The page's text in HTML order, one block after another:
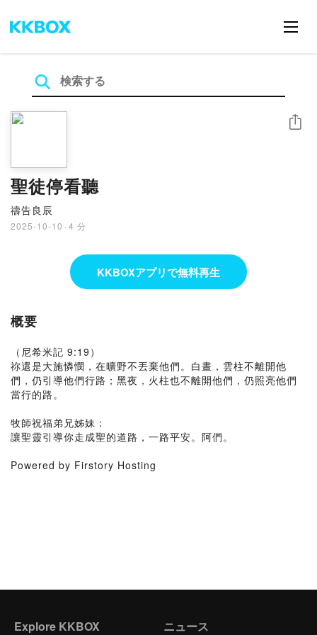
聖徒停看聽
禱告良辰
2025-10-10 · 4 分
シェア
KKBOXアプリで無料再生
概要
（尼希米記 9:19）
祢還是大施憐憫，在曠野不丟棄他們。白晝，雲柱不離開他
們，仍引導他們行路；黑夜，火柱也不離開他們，仍照亮他們
當行的路。
牧師祝福弟兄姊妹：
讓聖靈引導你走成聖的道路，一路平安。阿們。
Powered by Firstory Hosting
Explore KKBOX ニュース